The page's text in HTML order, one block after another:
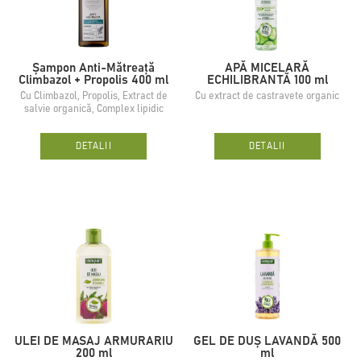
Șampon Anti-Mătreață
Climbazol + Propolis 400 ml
Cu Climbazol, Propolis, Extract de
salvie organică, Complex lipidic
DETALII
APĂ MICELARĂ
ECHILIBRANTĂ 100 ml
Сu extract de castravete organic
DETALII
ULEI DE MASAJ ARMURARIU
200 ml
GEL DE DUȘ LAVANDĂ 500
ml